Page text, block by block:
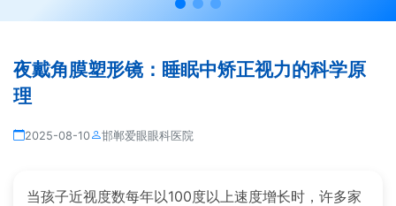
夜戴角膜塑形镜：睡眠中矫正视力的科学原
理
2025-08-10 邯郸爱眼眼科医院
当孩子近视度数每年以100度以上速度增长时，许多家